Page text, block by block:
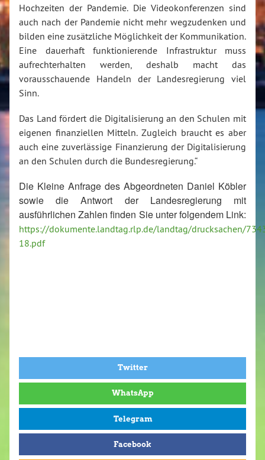
Hochzeiten der Pandemie. Die Videokonferenzen sind
auch nach der Pandemie nicht mehr wegzudenken und
bilden eine zusätzliche Möglichkeit der Kommunikation.
Eine dauerhaft funktionierende Infrastruktur muss
aufrechterhalten werden, deshalb macht das
vorausschauende Handeln der Landesregierung viel
Sinn.
Das Land fördert die Digitalisierung an den Schulen mit
eigenen finanziellen Mitteln. Zugleich braucht es aber
auch eine zuverlässige Finanzierung der Digitalisierung
an den Schulen durch die Bundesregierung.“
Die Kleine Anfrage des Abgeordneten Daniel Köbler
sowie die Antwort der Landesregierung mit
ausführlichen Zahlen finden Sie unter folgendem Link:
https://dokumente.landtag.rlp.de/landtag/drucksachen/
18.pdf
Twitter
WhatsApp
Telegram
Facebook